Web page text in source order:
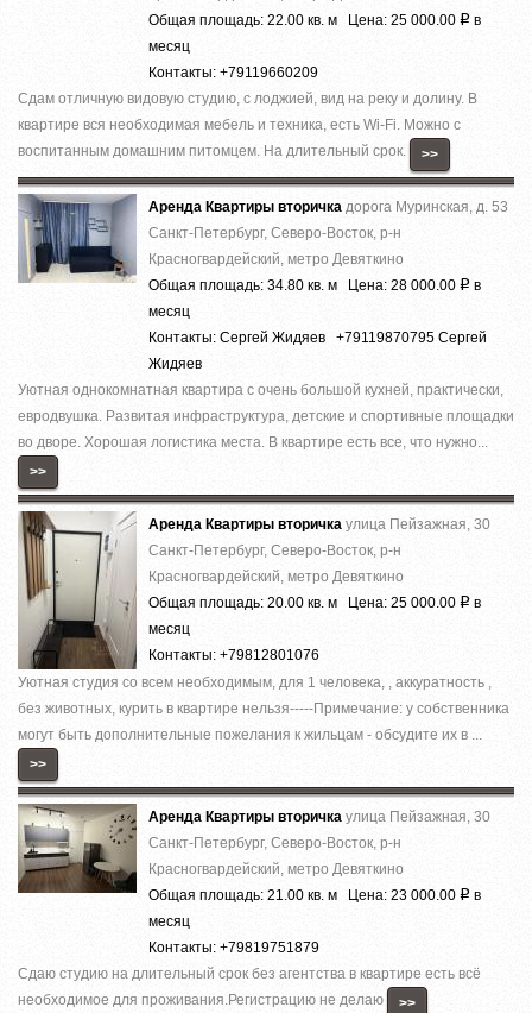
Общая площадь: 22.00 кв. м Цена: 25 000.00 Р в
месяц
Контакты: +79119660209
Сдам отличную видовую студию, с лоджией, вид на реку и долину. В
квартире вся необходимая мебель и техника, есть Wi-Fi. Можно с
воспитанным домашним питомцем. На длительный срок.
>>
Аренда Квартиры вторичка дорога Муринская, д. 53
Санкт-Петербург, Северо-Восток, р-н
Красногвардейский, метро Девяткино
Общая площадь: 34.80 кв. м Цена: 28 000.00 Р в
месяц
Контакты: Сергей Жидяев +79119870795 Сергей
Жидяев
Уютная однокомнатная квартира с очень большой кухней, практически,
евродвушка. Развитая инфраструктура, детские и спортивные площадки
во дворе. Хорошая логистика места. В квартире есть все, что нужно...
>>
Аренда Квартиры вторичка улица Пейзажная, 30
Санкт-Петербург, Северо-Восток, р-н
Красногвардейский, метро Девяткино
Общая площадь: 20.00 кв. м Цена: 25 000.00 Р в
месяц
Контакты: +79812801076
Уютная студия со всем необходимым, для 1 человека, , аккуратность ,
без животных, курить в квартире нельзя-----Примечание: у собственника
могут быть дополнительные пожелания к жильцам - обсудите их в ...
>>
Аренда Квартиры вторичка улица Пейзажная, 30
Санкт-Петербург, Северо-Восток, р-н
Красногвардейский, метро Девяткино
Общая площадь: 21.00 кв. м Цена: 23 000.00 Р в
месяц
Контакты: +79819751879
Сдаю студию на длительный срок без агентства в квартире есть всё
необходимое для проживания.Регистрацию не делаю
>>